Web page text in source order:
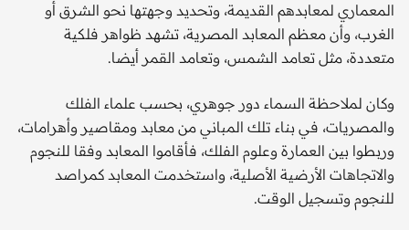
المعماري لمعابدهم القديمة، وتحديد وجهتها نحو الشرق أو
الغرب، وأن معظم المعابد المصرية، تشهد ظواهر فلكية
متعددة، مثل تعامد الشمس، وتعامد القمر أيضا.
وكان لملاحظة السماء دور جوهري، بحسب علماء الفلك
والمصريات، في بناء تلك المباني من معابد ومقاصير وأهرامات،
وربطوا بين العمارة وعلوم الفلك، فأقاموا المعابد وفقا للنجوم
والاتجاهات الأرضية الأصلية، واستخدمت المعابد كمراصد
للنجوم وتسجيل الوقت.